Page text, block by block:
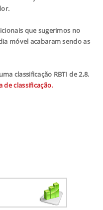
que sugerimos no
móvel acabaram sendo as
classificação RBTI de 2,8.
classificação.